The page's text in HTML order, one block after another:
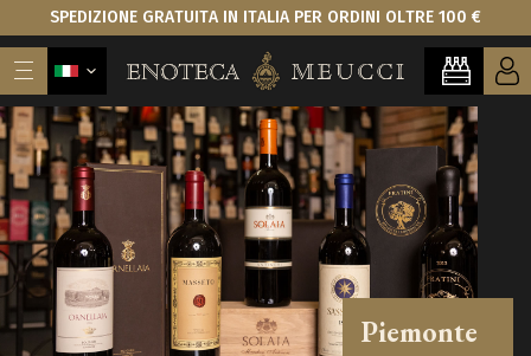
SPEDIZIONE GRATUITA IN ITALIA PER ORDINI OLTRE 100 €
Piemonte